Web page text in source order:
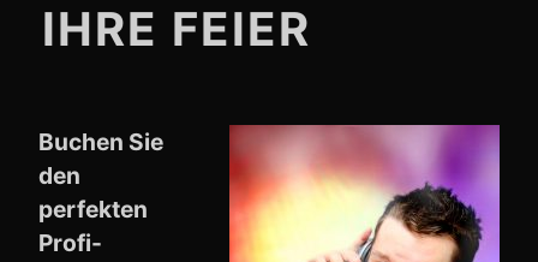
IHRE FEIER
Buchen Sie
den
perfekten
Profi-